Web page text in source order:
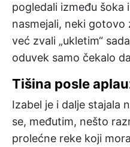
pogledali između šoka
nasmejali, neki gotovo
već zvali „ukletim“
oduvek samo čekalo
Tišina posle
Izabel je i dalje stajala
se, međutim, nešto
prolećne reke koji